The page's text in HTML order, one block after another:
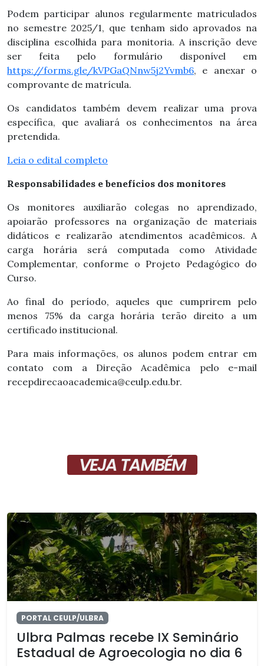
Podem participar alunos regularmente matriculados
no semestre 2025/1, que tenham sido aprovados na
disciplina escolhida para monitoria. A inscrição deve
ser feita pelo formulário disponível em
https://forms.gle/kVPGaQNnw5j2Yvmb6, e anexar o
comprovante de matrícula.
Os candidatos também devem realizar uma prova
específica, que avaliará os conhecimentos na área
pretendida.
Leia o edital completo
Responsabilidades e benefícios dos monitores
Os monitores auxiliarão colegas no aprendizado,
apoiarão professores na organização de materiais
didáticos e realizarão atendimentos acadêmicos. A
carga horária será computada como Atividade
Complementar, conforme o Projeto Pedagógico do
Curso.
Ao final do período, aqueles que cumprirem pelo
menos 75% da carga horária terão direito a um
certificado institucional.
Para mais informações, os alunos podem entrar em
contato com a Direção Acadêmica pelo e-mail
recepdirecaoacademica@ceulp.edu.br.
VEJA TAMBÉM
PORTAL CEULP/ULBRA
Ulbra Palmas recebe IX Seminário
Estadual de Agroecologia no dia 6